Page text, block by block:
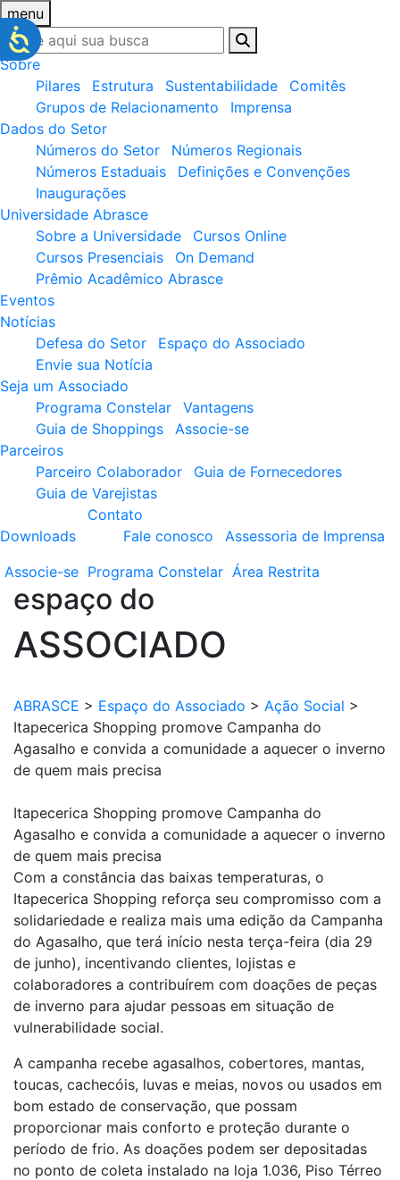
menu
Sobre
Pilares
Estrutura Sustentabilidade
Comitês
Grupos de Relacionamento
Imprensa
Dados do Setor
Números do Setor
Números Regionais
Números Estaduais
Definições e Convenções
Inaugurações
Universidade Abrasce
Sobre a Universidade
Cursos Online
Cursos Presenciais
On Demand
Prêmio Acadêmico Abrasce
Eventos
Notícias
Defesa do Setor
Espaço do Associado
Envie sua Notícia
Seja um Associado
Programa Constelar
Vantagens
Guia de Shoppings
Associe-se
Parceiros
Parceiro Colaborador
Guia de Fornecedores
Guia de Varejistas
Downloads
Contato
Fale conosco
Assessoria de Imprensa
Associe-se Programa Constelar Área Restrita
espaço do
ASSOCIADO
ABRASCE > Espaço do Associado > Ação Social >
Itapecerica Shopping promove Campanha do
Agasalho e convida a comunidade a aquecer o inverno
de quem mais precisa
Itapecerica Shopping promove Campanha do
Agasalho e convida a comunidade a aquecer o inverno
de quem mais precisa
Com a constância das baixas temperaturas, o
Itapecerica Shopping reforça seu compromisso com a
solidariedade e realiza mais uma edição da Campanha
do Agasalho, que terá início nesta terça-feira (dia 29
de junho), incentivando clientes, lojistas e
colaboradores a contribuírem com doações de peças
de inverno para ajudar pessoas em situação de
vulnerabilidade social.
A campanha recebe agasalhos, cobertores, mantas,
toucas, cachecóis, luvas e meias, novos ou usados em
bom estado de conservação, que possam
proporcionar mais conforto e proteção durante o
período de frio. As doações podem ser depositadas
no ponto de coleta instalado na loja 1.036, Piso Térreo